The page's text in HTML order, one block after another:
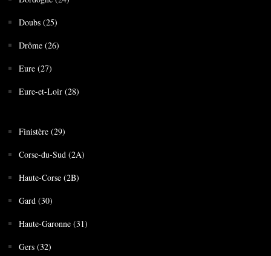
Doubs (25)
Drôme (26)
Eure (27)
Eure-et-Loir (28)
Finistère (29)
Corse-du-Sud (2A)
Haute-Corse (2B)
Gard (30)
Haute-Garonne (31)
Gers (32)